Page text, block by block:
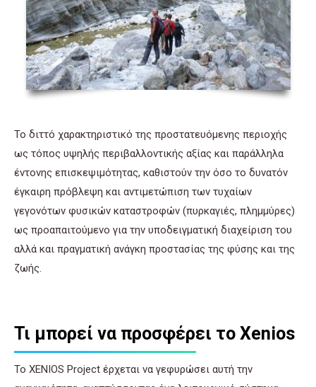
Το διττό χαρακτηριστικό της προστατευόμενης περιοχής
ως τόπος υψηλής περιβαλλοντικής αξίας και παράλληλα
έντονης επισκεψιμότητας, καθιστούν την όσο το δυνατόν
έγκαιρη πρόβλεψη και αντιμετώπιση των τυχαίων
γεγονότων φυσικών καταστροφών (πυρκαγιές, πλημμύρες)
ως προαπαιτούμενο για την υποδειγματική διαχείριση του
αλλά και πραγματική ανάγκη προστασίας της φύσης και της
ζωής.
Τι μπορεί να προσφέρει το Xenios
Το XENIOS Project έρχεται να γεφυρώσει αυτή την